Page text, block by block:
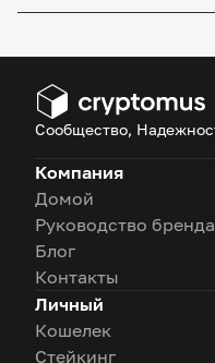
Сообщество,
Компания
Домой
Руководство бренда
Блог
Контакты
Личный
Кошелек
Стейкинг